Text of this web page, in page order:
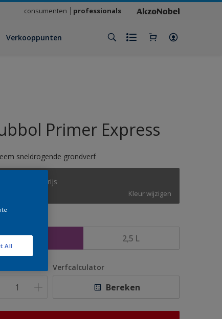
consumenten professionals
Verkooppunten
Primer Express
sneldrogende grondverf
RIJKS donker grijs
Kleur wijzigen
1 L 2,5 L
Verfcalculator
Bereken
All